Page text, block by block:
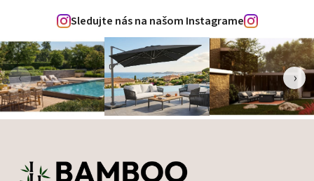
Sledujte nás na našom Instagrame
‹ ›